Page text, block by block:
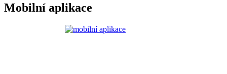
Mobilní aplikace